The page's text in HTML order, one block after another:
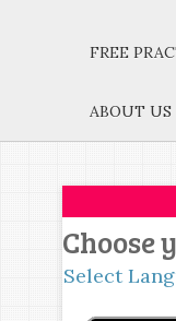
FREE
ABOUT US
Choose
Select